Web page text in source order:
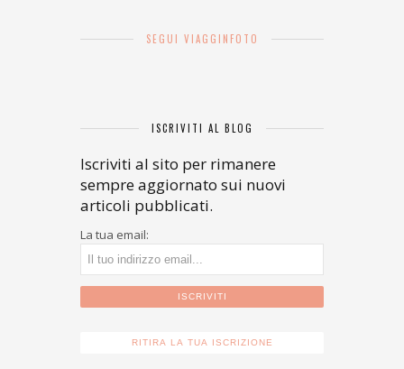
SEGUI VIAGGINFOTO
ISCRIVITI AL BLOG
Iscriviti al sito per rimanere
sempre aggiornato sui nuovi
articoli pubblicati.
La tua email: